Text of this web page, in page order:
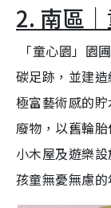
u
t
e
2. 南區
「童心園」園
碳足跡，並建
極富藝術感的
廢物，以舊輪
小木屋及遊樂
孩童無憂無慮